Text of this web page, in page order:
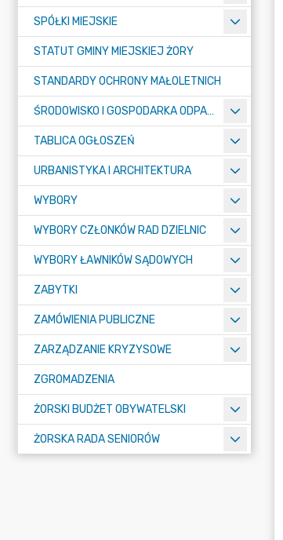
SPÓŁKI MIEJSKIE
STATUT GMINY MIEJSKIEJ ŻORY
STANDARDY OCHRONY MAŁOLETNICH
ŚRODOWISKO I GOSPODARKA ODPADAMI
TABLICA OGŁOSZEŃ
URBANISTYKA I ARCHITEKTURA
WYBORY
WYBORY CZŁONKÓW RAD DZIELNIC
WYBORY ŁAWNIKÓW SĄDOWYCH
ZABYTKI
ZAMÓWIENIA PUBLICZNE
ZARZĄDZANIE KRYZYSOWE
ZGROMADZENIA
ŻORSKI BUDŻET OBYWATELSKI
ŻORSKA RADA SENIORÓW